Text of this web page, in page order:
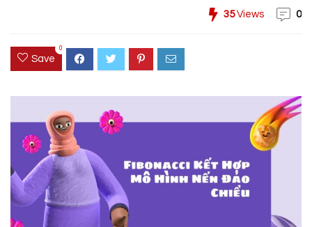
35Views 0
Save
0